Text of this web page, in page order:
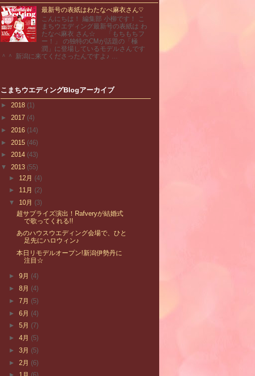
最新号の表紙はわたなべ麻衣さん♡
こんにちは！ 編集部 小柳です！ こ
まちウエディング最新号の表紙は わ
たなべ麻衣 さん☆ 「もちもちフ
ー！」 の独特のCMが話題の「極
潤」に登場しているモデルさんです
＾＾ 新潟に来てくださったんですよ♪ ...
こまちウエディングBlogアーカイブ
► 2018 (1)
► 2017 (4)
► 2016 (14)
► 2015 (46)
► 2014 (43)
▼ 2013 (55)
► 12月 (4)
► 11月 (2)
▼ 10月 (3)
超サプライズ演出！Rafveryが結婚式
で歌ってくれる!!
あのハウスウエディング会場で、ひと
足先にハロウィン♪
本日リモデルオープン!新潟伊勢丹に
注目☆
► 9月 (4)
► 8月 (4)
► 7月 (5)
► 6月 (4)
► 5月 (7)
► 4月 (5)
► 3月 (5)
► 2月 (6)